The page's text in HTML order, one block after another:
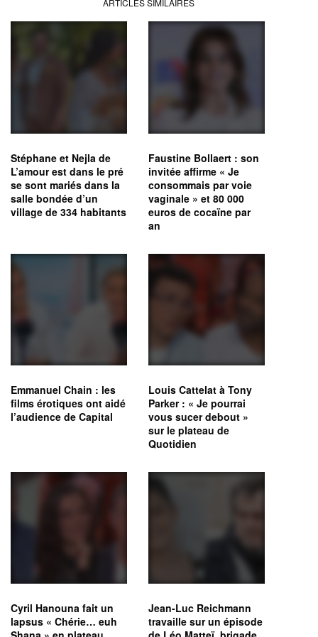
ARTICLES SIMILAIRES
Stéphane et Nejla de
L’amour est dans le pré
se sont mariés dans la
salle bondée d’un
village de 334 habitants
Faustine Bollaert : son
invitée affirme « Je
consommais par voie
vaginale » et 80 000
euros de cocaïne par
an
Emmanuel Chain : les
films érotiques ont aidé
l’audience de Capital
Louis Cattelat à Tony
Parker : « Je pourrai
vous sucer debout »
sur le plateau de
Quotidien
Cyril Hanouna fait un
lapsus « Chérie… euh
Jean-Luc Reichmann
travaille sur un épisode